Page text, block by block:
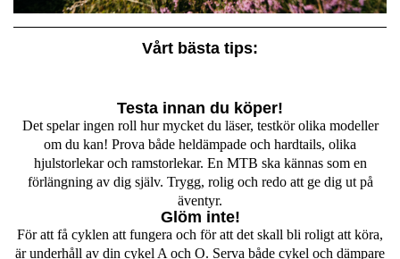
Vårt bästa tips:
Testa innan du köper!
Det spelar ingen roll hur mycket du läser, testkör olika modeller
om du kan! Prova både heldämpade och hardtails, olika
hjulstorlekar och ramstorlekar. En MTB ska kännas som en
förlängning av dig själv. Trygg, rolig och redo att ge dig ut på
äventyr.
Glöm inte!
För att få cyklen att fungera och för att det skall bli roligt att köra,
är underhåll av din cykel A och O. Serva både cykel och dämpare